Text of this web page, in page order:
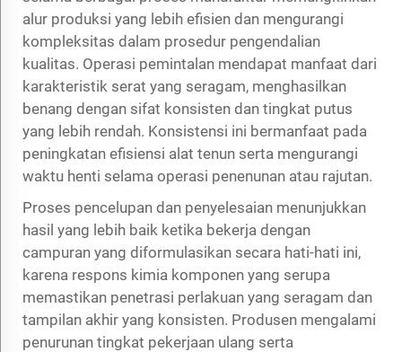
alur produksi yang lebih efisien dan mengurangi
kompleksitas dalam prosedur pengendalian
kualitas. Operasi pemintalan mendapat manfaat dari
karakteristik serat yang seragam, menghasilkan
benang dengan sifat konsisten dan tingkat putus
yang lebih rendah. Konsistensi ini bermanfaat pada
peningkatan efisiensi alat tenun serta mengurangi
waktu henti selama operasi penenunan atau rajutan.
Proses pencelupan dan penyelesaian menunjukkan
hasil yang lebih baik ketika bekerja dengan
campuran yang diformulasikan secara hati-hati ini,
karena respons kimia komponen yang serupa
memastikan penetrasi perlakuan yang seragam dan
tampilan akhir yang konsisten. Produsen mengalami
penurunan tingkat pekerjaan ulang serta